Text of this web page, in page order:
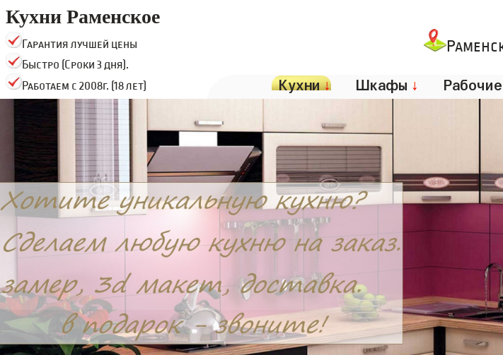
Кухни Раменское
Гарантия лучшей цены
Быстро (Сроки 3 дня).
Работаем с 2008г. (18 лет)
Кухни↓ Шкафы ↓